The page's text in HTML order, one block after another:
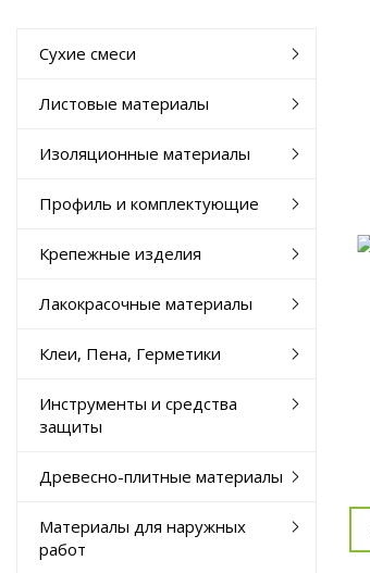
Сухие смеси
Листовые материалы
Изоляционные материалы
Профиль и комплектующие
Крепежные изделия
Лакокрасочные материалы
Клеи, Пена, Герметики
Инструменты и средства
защиты
Древесно-плитные материалы
Материалы для наружных
работ